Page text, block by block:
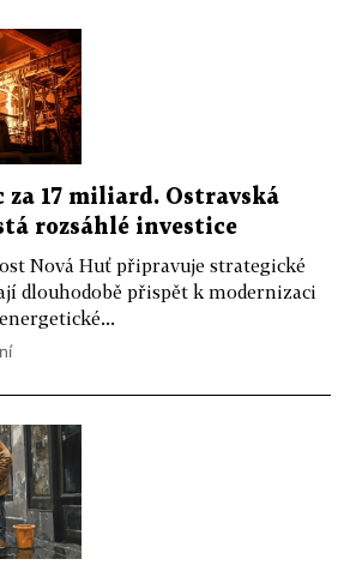
17 miliard. Ostravská
rozsáhlé investice
Nová Huť připravuje strategické
dlouhodobě přispět k modernizaci